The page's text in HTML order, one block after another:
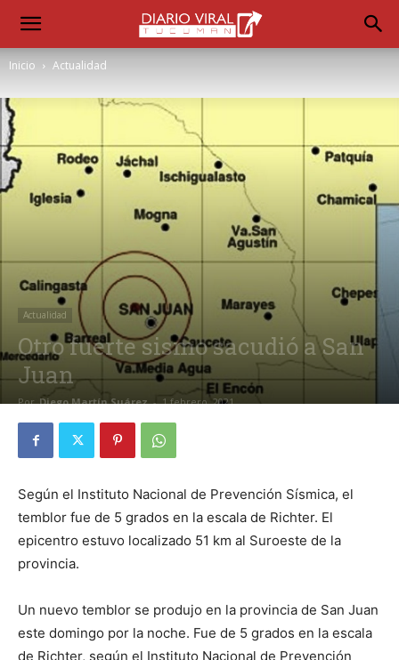
Inicio Actualidad
Actualidad
Otro fuerte sismo sacudió a San
Juan
Por Diego Martín Suárez - 1 febrero, 2021
Según el Instituto Nacional de Prevención Sísmica, el
temblor fue de 5 grados en la escala de Richter. El
epicentro estuvo localizado 51 km al Suroeste de la
provincia.
Un nuevo temblor se produjo en la provincia de San Juan
este domingo por la noche. Fue de 5 grados en la escala
de Richter, según el Instituto Nacional de Prevención